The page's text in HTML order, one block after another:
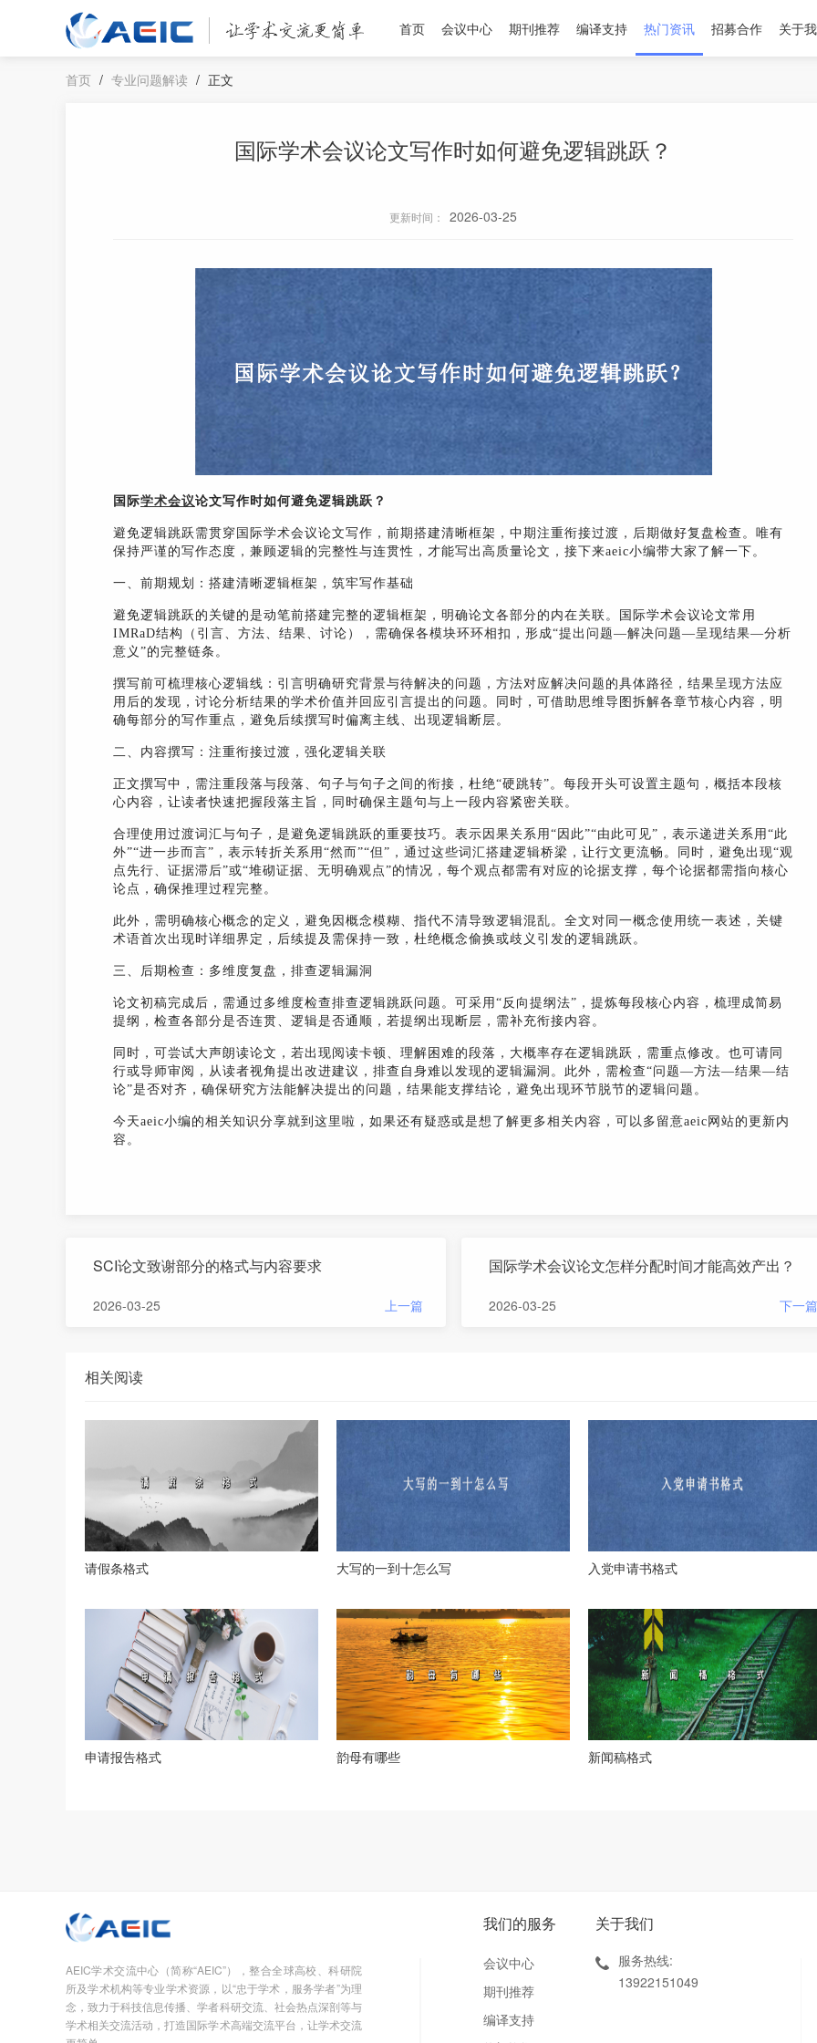
首页 会议中心 期刊推荐 编译支持 热门资讯 招募合作 关于
首页 / 专业问题解读 / 正文
国际学术会议论文写作时如何避免逻辑跳跃？
更新时间： 2026-03-25
国际学术会议论文写作时如何避免逻辑跳跃？
避免逻辑跳跃需贯穿国际学术会议论文写作，前期搭建清晰框架，中期注重衔接过渡，后期做好复盘检查。唯有
保持严谨的写作态度，兼顾逻辑的完整性与连贯性，才能写出高质量论文，接下来aeic小编带大家了解一下。
一、前期规划：搭建清晰逻辑框架，筑牢写作基础
避免逻辑跳跃的关键的是动笔前搭建完整的逻辑框架，明确论文各部分的内在关联。国际学术会议论文常用
IMRaD结构（引言、方法、结果、讨论），需确保各模块环环相扣，形成“提出问题—解决问题—呈现结果—分析
意义”的完整链条。
撰写前可梳理核心逻辑线：引言明确研究背景与待解决的问题，方法对应解决问题的具体路径，结果呈现方法应
用后的发现，讨论分析结果的学术价值并回应引言提出的问题。同时，可借助思维导图拆解各章节核心内容，明
确每部分的写作重点，避免后续撰写时偏离主线、出现逻辑断层。
二、内容撰写：注重衔接过渡，强化逻辑关联
正文撰写中，需注重段落与段落、句子与句子之间的衔接，杜绝“硬跳转”。每段开头可设置主题句，概括本段核
心内容，让读者快速把握段落主旨，同时确保主题句与上一段内容紧密关联。
合理使用过渡词汇与句子，是避免逻辑跳跃的重要技巧。表示因果关系用“因此”“由此可见”，表示递进关系用“此
外”“进一步而言”，表示转折关系用“然而”“但”，通过这些词汇搭建逻辑桥梁，让行文更流畅。同时，避免出现“观
点先行、证据滞后”或“堆砌证据、无明确观点”的情况，每个观点都需有对应的论据支撑，每个论据都需指向核心
论点，确保推理过程完整。
此外，需明确核心概念的定义，避免因概念模糊、指代不清导致逻辑混乱。全文对同一概念使用统一表述，关键
术语首次出现时详细界定，后续提及需保持一致，杜绝概念偷换或歧义引发的逻辑跳跃。
三、后期检查：多维度复盘，排查逻辑漏洞
论文初稿完成后，需通过多维度检查排查逻辑跳跃问题。可采用“反向提纲法”，提炼每段核心内容，梳理成简易
提纲，检查各部分是否连贯、逻辑是否通顺，若提纲出现断层，需补充衔接内容。
同时，可尝试大声朗读论文，若出现阅读卡顿、理解困难的段落，大概率存在逻辑跳跃，需重点修改。也可请同
行或导师审阅，从读者视角提出改进建议，排查自身难以发现的逻辑漏洞。此外，需检查“问题—方法—结果—结
论”是否对齐，确保研究方法能解决提出的问题，结果能支撑结论，避免出现环节脱节的逻辑问题。
今天aeic小编的相关知识分享就到这里啦，如果还有疑惑或是想了解更多相关内容，可以多留意aeic网站的更新内
容。
SCI论文致谢部分的格式与内容要求
2026-03-25 上一篇
国际学术会议论文怎样分配时间才能高效产出？
2026-03-25 下一篇
相关阅读
请假条格式 大写的一到十怎么写 入党申请书格式
申请报告格式 韵母有哪些 新闻稿格式
AEIC学术交流中心（简称“AEIC”），整合全球高校、科研院
所及学术机构等专业学术资源，以“忠于学术，服务学者”为理
念，致力于科技信息传播、学者科研交流、社会热点深剖等与
学术相关交流活动，打造国际学术高端交流平台，让学术交流
我们的服务
会议中心
期刊推荐
编译支持
关于我们
服务热线:
13922151049